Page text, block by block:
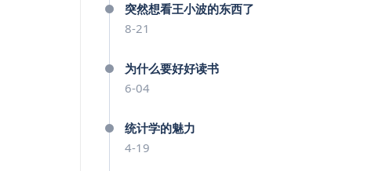
突然想看王小波的东西了
8-21
为什么要好好读书
6-04
统计学的魅力
4-19